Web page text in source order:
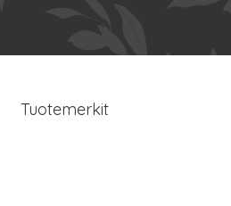
Tuotemerkit